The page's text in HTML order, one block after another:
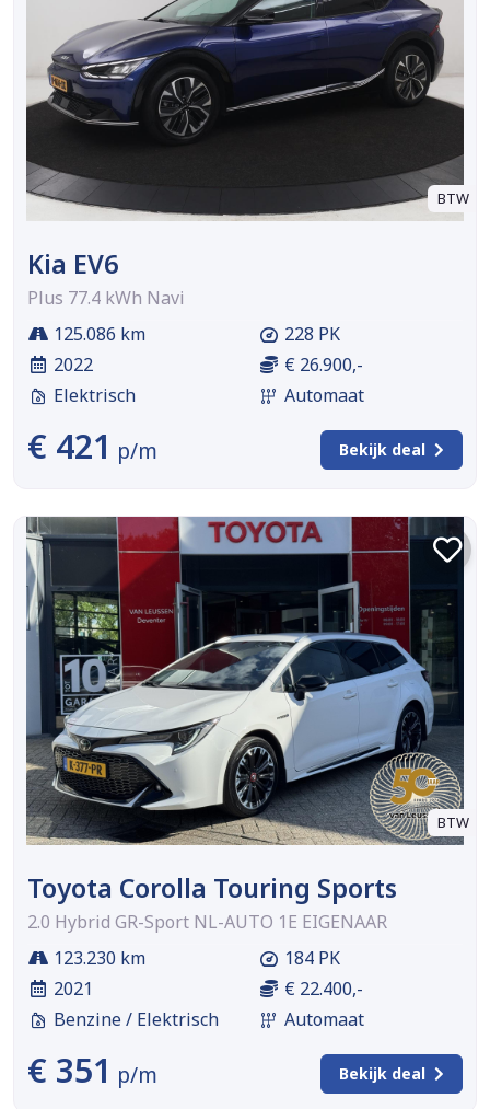
BTW
Kia EV6
Plus 77.4 kWh Navi
125.086 km
2022
Elektrisch
228 PK
€ 26.900,-
Automaat
€ 421 p/m Bekijk deal
BTW
Toyota Corolla Touring Sports
2.0 Hybrid GR-Sport NL-AUTO 1E EIGENAAR
123.230 km
2021
Benzine / Elektrisch
184 PK
€ 22.400,-
Automaat
€ 351 p/m Bekijk deal